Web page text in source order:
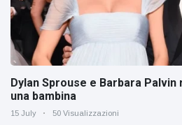
Dylan Sprouse e Barbara
una bambina
15 July 50 Visualizzazioni